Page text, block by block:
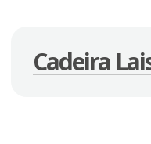
Cadeira